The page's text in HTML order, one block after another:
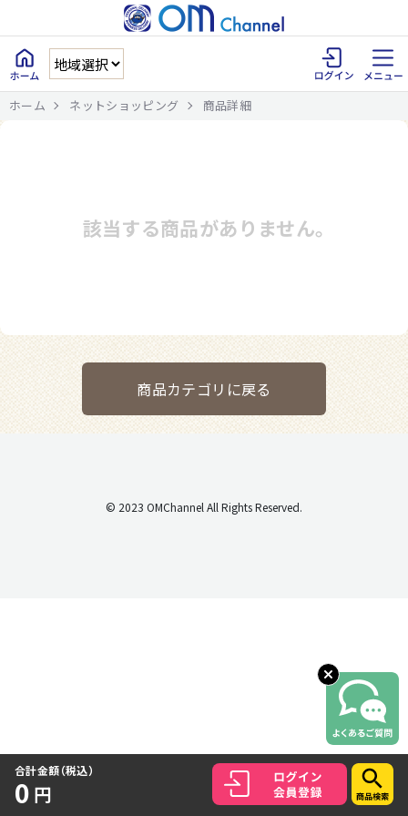
ホーム ネットショッピング 商品詳細
該当する商品がありません。
商品カテゴリに戻る
© 2023 OMChannel All Rights Reserved.
合計金額（税込）
0 円